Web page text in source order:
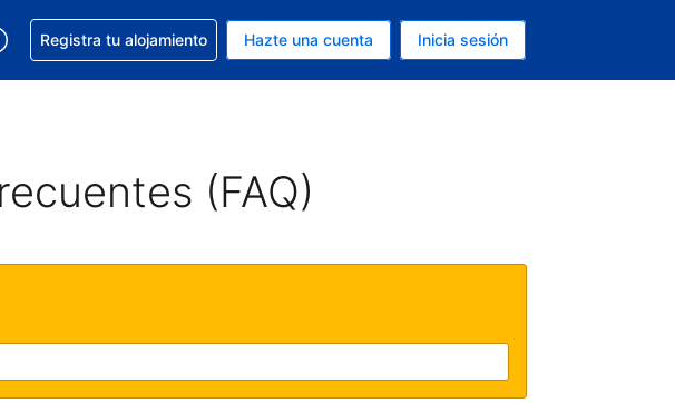
moneda actual es EUR
que prefieres. Tu idioma actual es Español
Obtener ayuda con la reserva
Registra tu alojamiento Hazte una cuenta Inicia sesión
(FAQ)